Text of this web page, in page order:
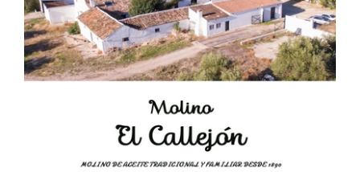
Juntar las letras. La alfabetización en el campo: del
afán de saber a la autogestión
Historia y vivencias del poblado de Los Hurones